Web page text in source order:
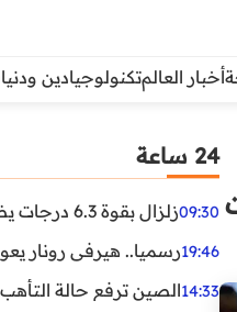
أخبار العالمتكنولوجيادين ودنيا
24 ساعة
09:30زلزال بقوة 6.3 درجات يضرب جنوب الفلبين.. ولا تحذير من تسونامي حتى الآن
19:46رسميا.. هيرفي رونار
14:33الصين ترفع حالة